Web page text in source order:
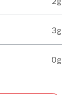
3g
0g